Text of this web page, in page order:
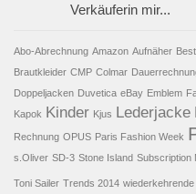
Verkäuferin mir...
Abo-Abrechnung Amazon Aufnäher
Brautkleider CMP Colmar
Doppeljacken Duvetica eBay Emblem
Kapok Kinder Kjus Lederjacke
Rechnung OPUS Paris Fashion Week
s.Oliver SD-3 Stone Island Subscription
Toni Sailer Trends 2014